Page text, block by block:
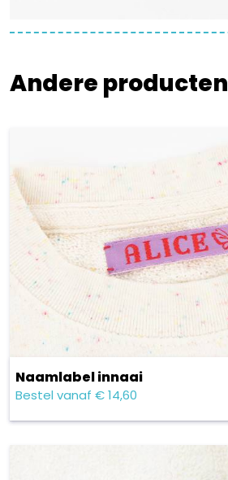
Andere producten
Naamlabel innaai
Bestel vanaf € 14,60